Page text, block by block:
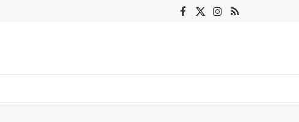
Facebook
X Instagram
RSS